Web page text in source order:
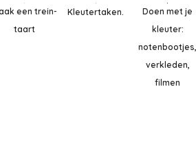
een trein-
taart
Kleutertaken.
Doen met je
kleuter:
notenbootjes,
verkleden,
filmen